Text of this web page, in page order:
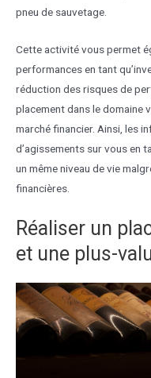
pneu de sauvetage.
Cette activité vous permet
performances en tant
réduction des risques de
placement dans le domaine
marché financier. Ainsi, les
d’agissements sur vous en
un même niveau de vie
financières.
Réaliser un
et une plus-